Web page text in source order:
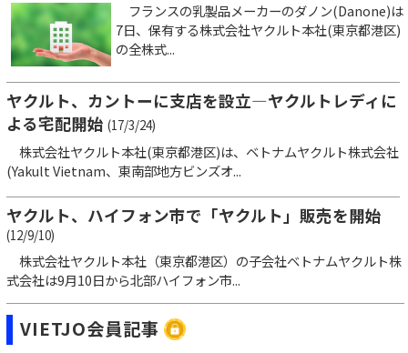
フランスの乳製品メーカーのダノン(Danone)は
7日、保有する株式会社ヤクルト本社(東京都港区)
の全株式...
ヤクルト、カントーに支店を設立―ヤクルトレディに
よる宅配開始 (17/3/24)
株式会社ヤクルト本社(東京都港区)は、ベトナムヤクルト株式会社
(Yakult Vietnam、東南部地方ビンズオ...
ヤクルト、ハイフォン市で「ヤクルト」販売を開始
(12/9/10)
株式会社ヤクルト本社（東京都港区）の子会社ベトナムヤクルト株
式会社は9月10日から北部ハイフォン市...
VIETJO会員記事